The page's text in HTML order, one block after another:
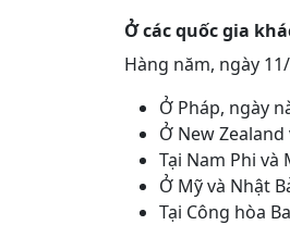
Ở các quốc gia
Hàng năm, ngày
Ở Pháp, ngày
Ở New
Tại Nam Phi và
Ở Mỹ và Nhật
Tại Công hòa